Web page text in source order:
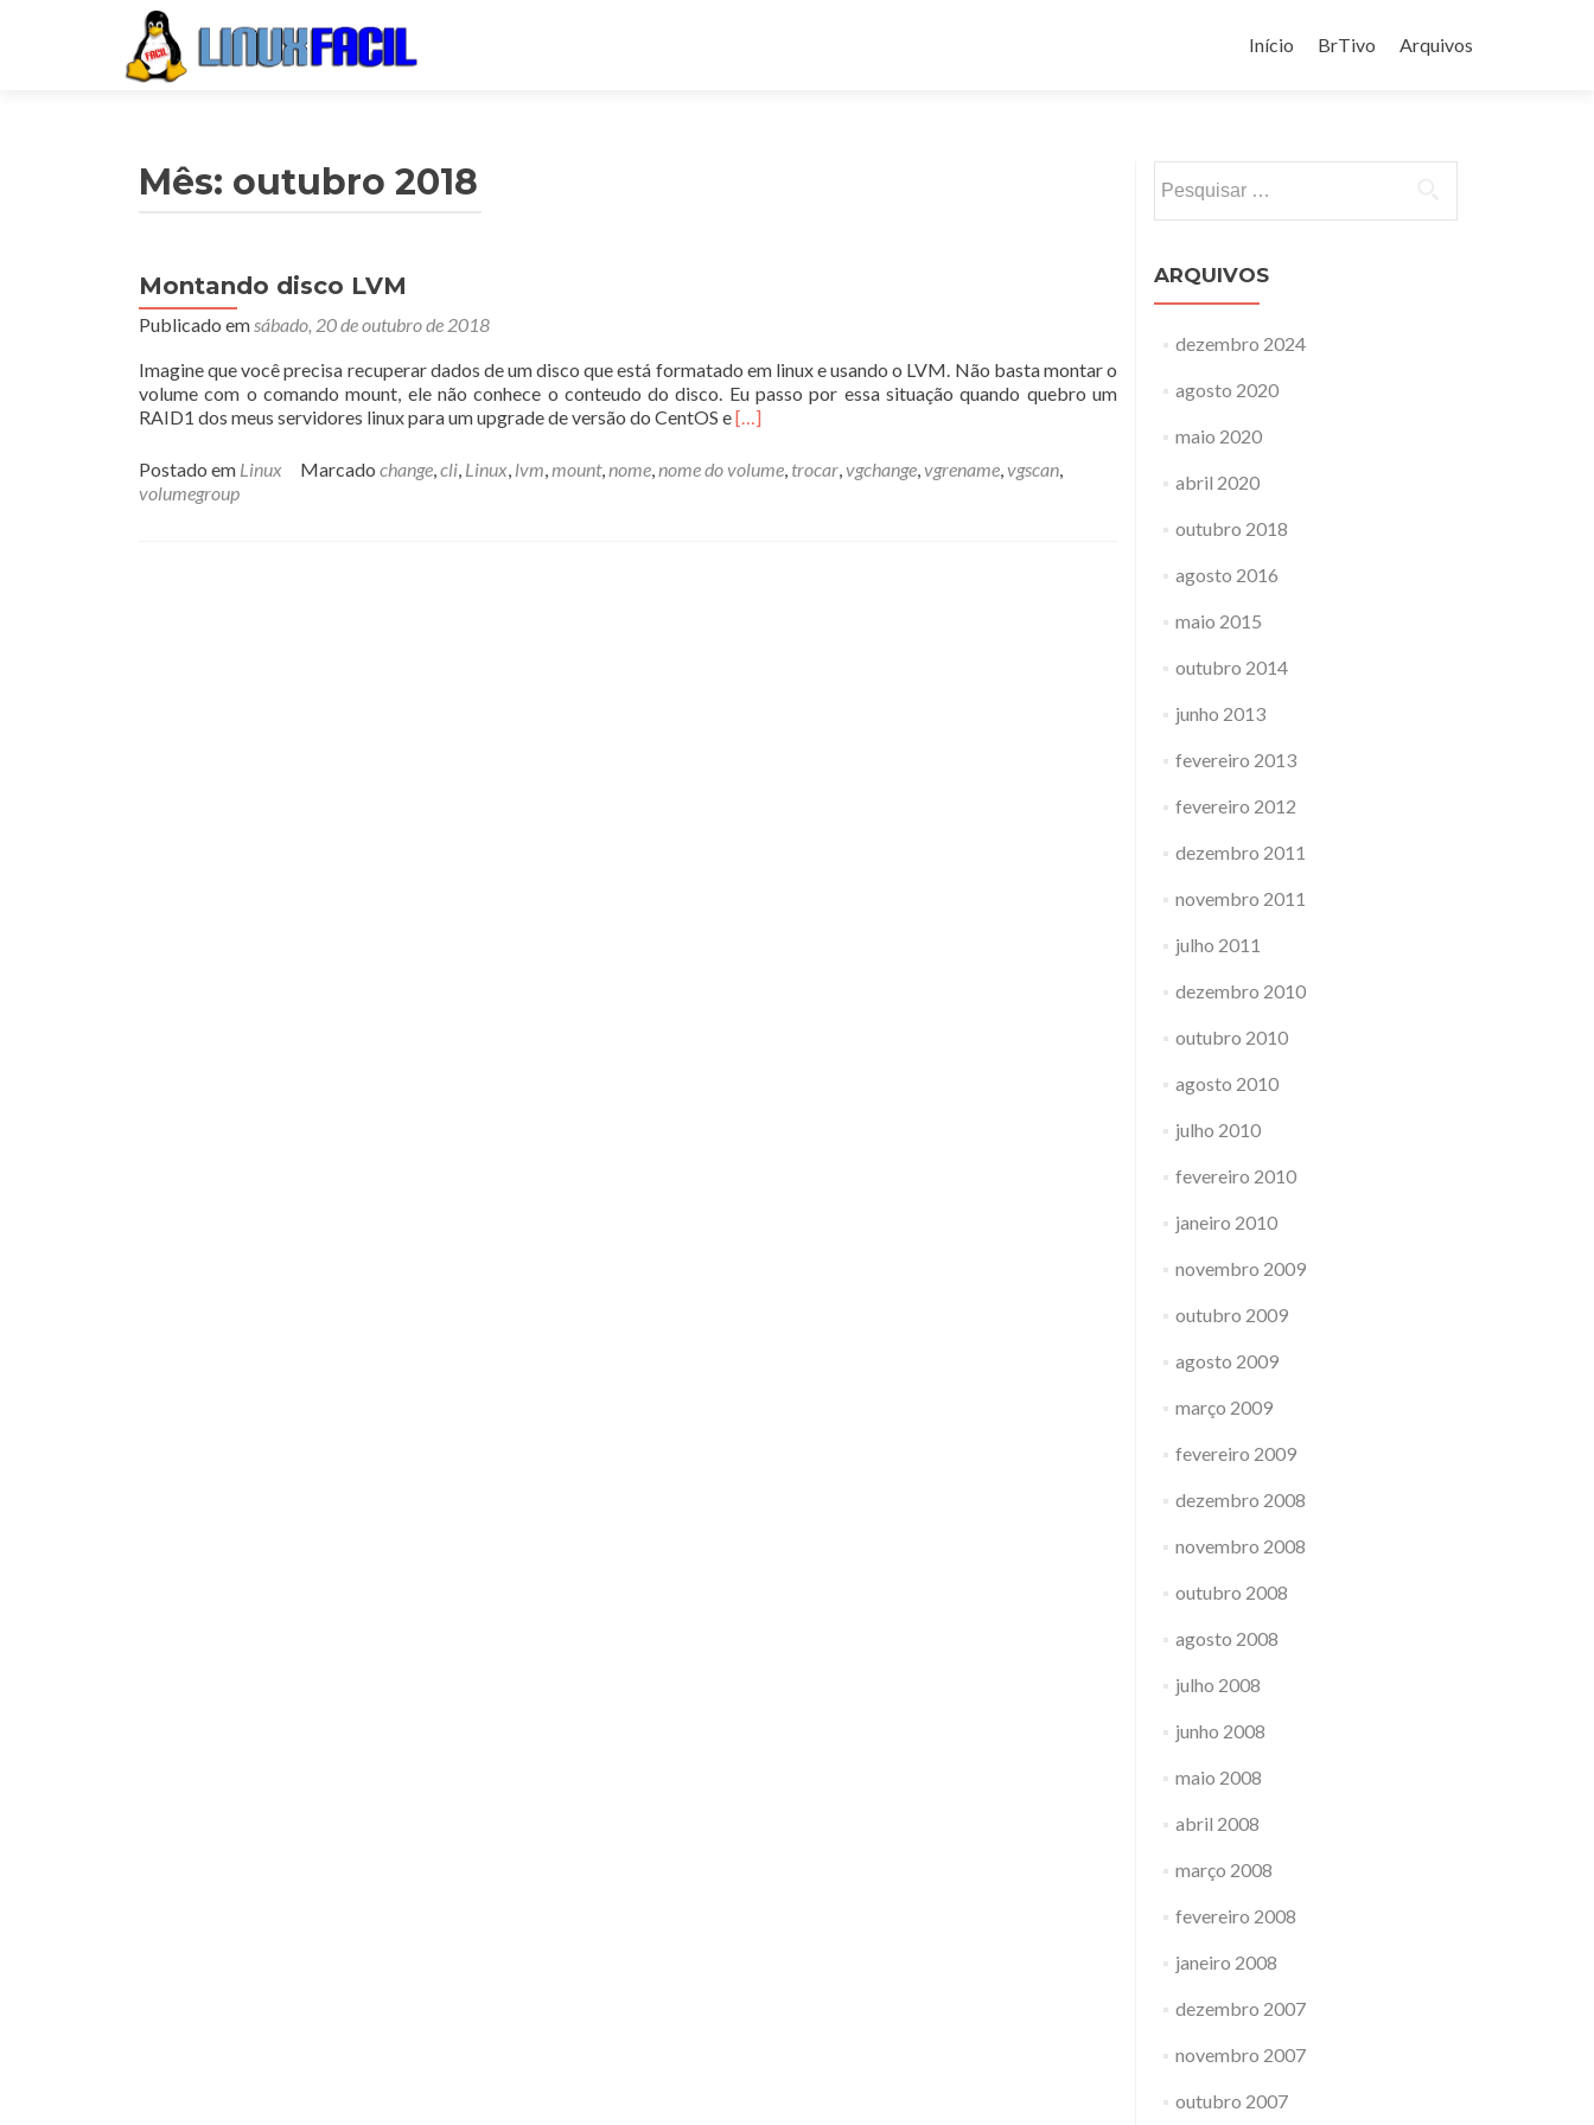
para
Início BrTivo Arquivos
Mês: outubro 2018
Montando disco LVM
Publicado emsábado, 20 de outubro de 2018
Imagine que você precisa recuperar dados de um disco que está formatado em linux e usando o LVM. Não basta montar o
volume com o comando mount, ele não conhece o conteudo do disco. Eu passo por essa situação quando quebro um
RAID1 dos meus servidores linux para um upgrade de versão do CentOS eLeia
sobreMontando
[…]
Postado em Linux Marcado change,cli, Linux, lvm,mount,nome,nome do volume, trocar,vgchange,vgrename,vgscan,
volumegroup
por:
ARQUIVOS
dezembro 2024
agosto 2020
maio 2020
abril 2020
outubro 2018
agosto 2016
maio 2015
outubro 2014
junho 2013
fevereiro 2013
fevereiro 2012
dezembro 2011
novembro 2011
julho 2011
dezembro 2010
outubro 2010
agosto 2010
julho 2010
fevereiro 2010
janeiro 2010
novembro 2009
outubro 2009
agosto 2009
março 2009
fevereiro 2009
dezembro 2008
novembro 2008
outubro 2008
agosto 2008
julho 2008
junho 2008
maio 2008
abril 2008
março 2008
fevereiro 2008
janeiro 2008
dezembro 2007
novembro 2007
outubro 2007